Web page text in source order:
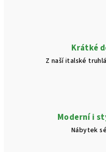
Krátké
Z naší italské
Moderní i
Nábytek